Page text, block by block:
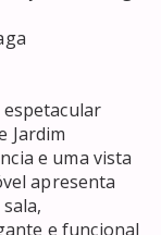
Jardim
e uma vista
apresenta
e funcional